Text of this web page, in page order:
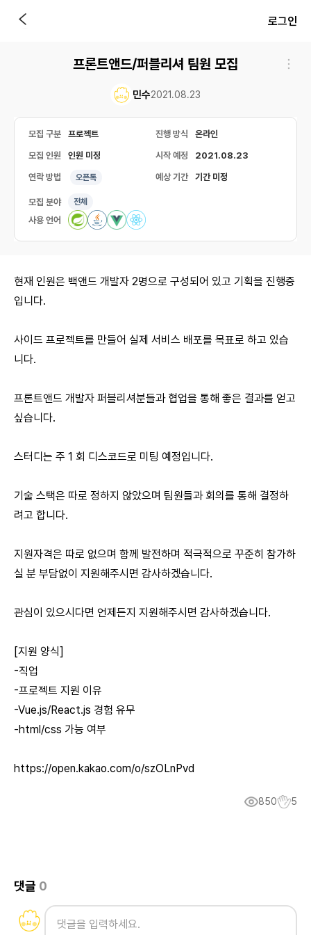
로그인
프론트앤드/퍼블리셔 팀원 모집
민수2021.08.23
모집 구분 프로젝트 진행 방식 온라인
모집 인원 인원 미정 시작 예정 2021.08.23
연락 방법 오픈톡 예상 기간 기간 미정
모집 분야 전체
사용 언어
현재 인원은 백앤드 개발자 2명으로 구성되어 있고 기획을 진행중
입니다.
사이드 프로젝트를 만들어 실제 서비스 배포를 목표로 하고 있습
니다.
프론트앤드 개발자 퍼블리셔분들과 협업을 통해 좋은 결과를 얻고
싶습니다.
스터디는 주 1 회 디스코드로 미팅 예정입니다.
기술 스택은 따로 정하지 않았으며 팀원들과 회의를 통해 결정하
려고 합니다.
지원자격은 따로 없으며 함께 발전하며 적극적으로 꾸준히 참가하
실 분 부담없이 지원해주시면 감사하겠습니다.
관심이 있으시다면 언제든지 지원해주시면 감사하겠습니다.
[지원 양식]
-직업
-프로젝트 지원 이유
-Vue.js/React.js 경험 유무
-html/css 가능 여부
https://open.kakao.com/o/szOLnPvd
850 5
댓글 0